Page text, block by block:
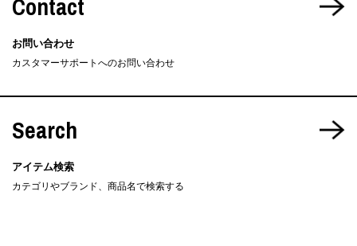
Contact
お問い合わせ
カスタマーサポートへのお問い合わせ
Search
アイテム検索
カテゴリやブランド、商品名で検索する